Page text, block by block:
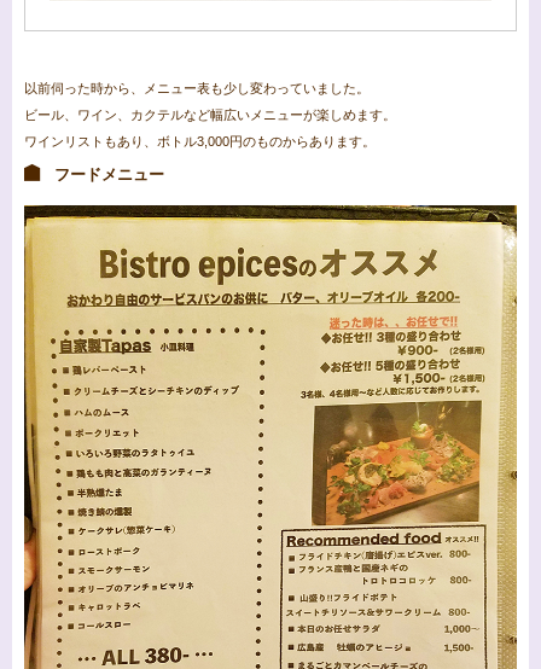
以前伺った時から、メニュー表も少し変わっていました。
ビール、ワイン、カクテルなど幅広いメニューが楽しめます。
ワインリストもあり、ボトル3,000円のものからあります。
フードメニュー